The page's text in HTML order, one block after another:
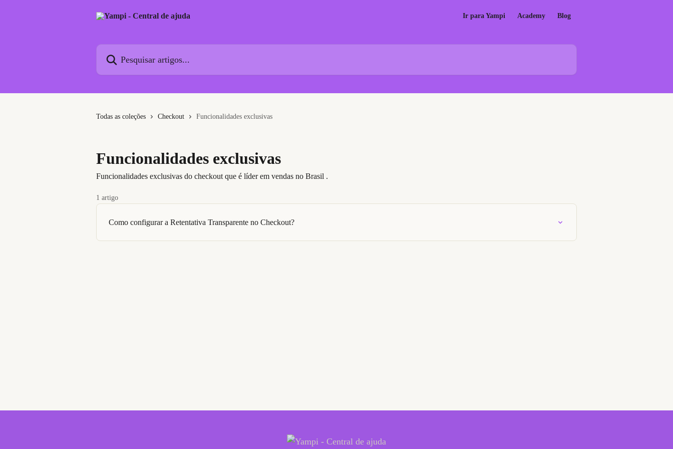
Ir para Yampi Academy Blog
Todas as coleções Checkout Funcionalidades exclusivas
Funcionalidades exclusivas
Funcionalidades exclusivas do checkout que é líder em vendas no Brasil .
1 artigo
Como configurar a Retentativa Transparente no Checkout?